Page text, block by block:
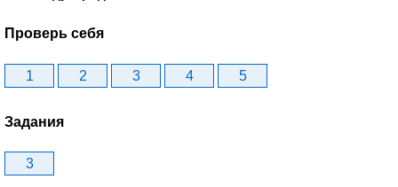
Проверь себя
1 2 3 4 5
Задания
3